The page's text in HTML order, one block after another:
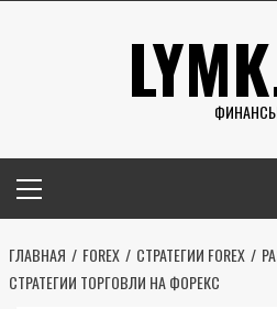
меню
ГЛАВНАЯ FOREX СТРАТЕГИИ FOREX
СТРАТЕГИИ ТОРГОВЛИ НА ФОРЕКС